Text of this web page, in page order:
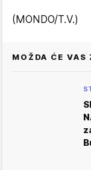
(MONDO/T.V.)
MOŽDA ĆE VAS